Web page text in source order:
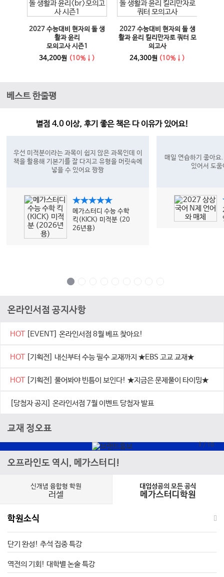
2027 수능대비 현자의 돌 생
활과 윤리
모의고사 시즌1
34,200원 (10%↓)
2027 수능대비 현자의 돌 생
활과 윤리 킬리만자로 쿼터 모
의고사
24,300원 (10%↓)
이전 슬라이드 다음 슬라이드
베스트 한줄평
별점 4.0 이상, 후기 좋은 책은 다 이유가 있어요!
우선 미적분이라는 과목이 쉽지 않은 과목인데 이
책을 활용해 기본기를 잘 다지고 유형을 머릿속에
넣을 수 있어요 짱짱
★★★★★
메가스터디 수능 수학
킥(KICK) 미적분 (20
26년용)
매일 연습하기 좋아
있어서 도
온라인서점 공지사항
HOT[EVENT] 온라인서점 8월 베프 찾아요!
HOT[기획전] 내신부터 수능 필수 교재까지 ★EBS 고교 교재★
HOT[기획전] 풀어봐야 빈틈이 보인다! ★지금은 문제풀이 타이밍★
[당첨자 공지] 온라인서점 7월 이벤트 당첨자 발표
교재 정오표
1 / 10
오프라인도 역시, 메가스터디!
신개념 융합형 학원
러셀
대입성공의 모든 공식
메가스터디학원
학원소식
단기 완성! 추석 집중 특강
역전의 기회! 대학별 논술 특강